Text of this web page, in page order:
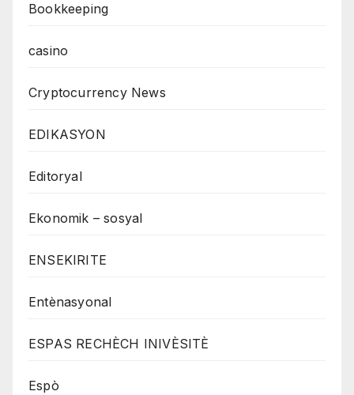
Bookkeeping
casino
Cryptocurrency News
EDIKASYON
Editoryal
Ekonomik – sosyal
ENSEKIRITE
Entènasyonal
ESPAS RECHÈCH INIVÈSITÈ
Espò